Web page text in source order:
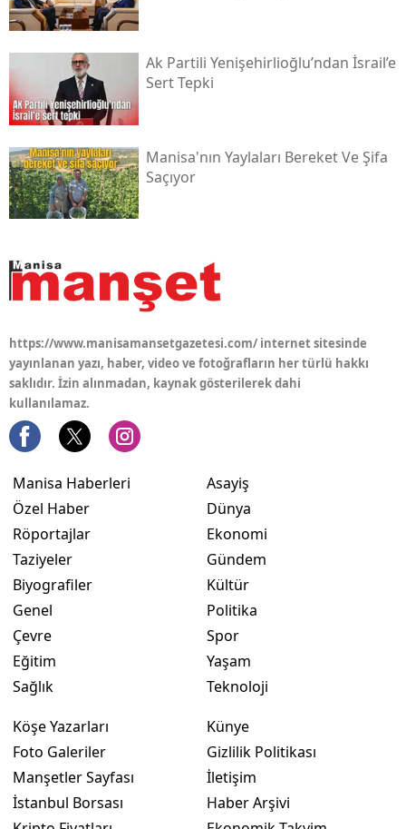
Ak Partili Yenişehirlioğlu’ndan İsrail’e
Sert Tepki
Manisa'nın Yaylaları Bereket Ve Şifa
Saçıyor
https://www.manisamansetgazetesi.com/ internet sitesinde
yayınlanan yazı, haber, video ve fotoğrafların her türlü hakkı
saklıdır. İzin alınmadan, kaynak gösterilerek dahi
kullanılamaz.
Manisa Haberleri
Özel Haber
Röportajlar
Taziyeler
Biyografiler
Genel
Çevre
Eğitim
Sağlık
Asayiş
Dünya
Ekonomi
Gündem
Kültür
Politika
Spor
Yaşam
Teknoloji
Köşe Yazarları
Foto Galeriler
Manşetler Sayfası
İstanbul Borsası
Künye
Gizlilik Politikası
İletişim
Haber Arşivi